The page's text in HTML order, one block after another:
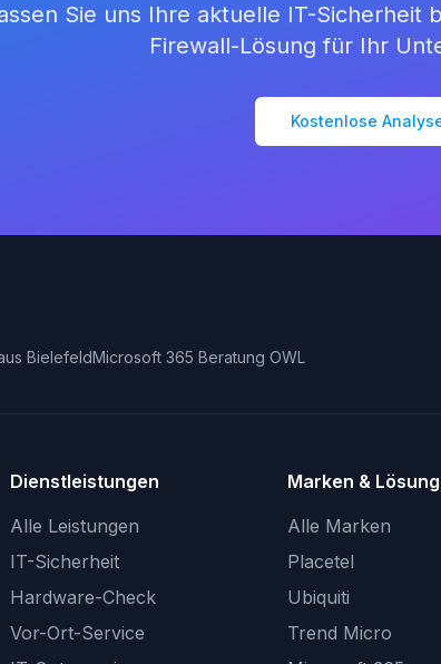
Sie uns Ihre aktuelle IT-
Firewall-Lösung für Ihr
Kostenlose
BielefeldMicrosoft 365 Beratung OWL
Dienstleistungen
Alle Leistungen
IT-Sicherheit
Hardware-Check
Vor-Ort-Service
Marken &
Alle Marken
Placetel
Ubiquiti
Trend Micro